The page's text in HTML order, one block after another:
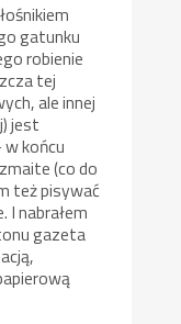
gatunku
robienie
tej
ale innej
jest
końcu
(co do
też pisywać
nabrałem
gazeta